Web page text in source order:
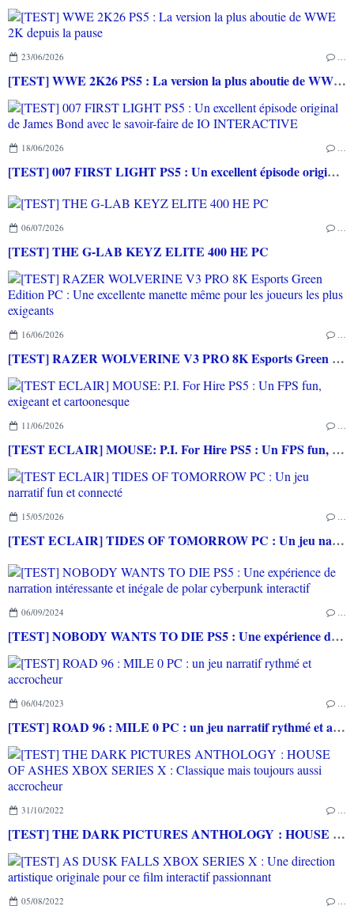
23/06/2026 …
[TEST] WWE 2K26 PS5 : La version la plus aboutie de WWE 2K depuis la pause
18/06/2026 …
[TEST] 007 FIRST LIGHT PS5 : Un excellent épisode original de James Bond avec le savoir-faire de IO INTERACTIVE
06/07/2026 …
[TEST] THE G-LAB KEYZ ELITE 400 HE PC
16/06/2026 …
[TEST] RAZER WOLVERINE V3 PRO 8K Esports Green Edition PC : Une excellente manette même pour les joueurs les plus exigeants
11/06/2026 …
[TEST ECLAIR] MOUSE: P.I. For Hire PS5 : Un FPS fun, exigeant et cartoonesque
15/05/2026 …
[TEST ECLAIR] TIDES OF TOMORROW PC : Un jeu narratif fun et connecté
06/09/2024 …
[TEST] NOBODY WANTS TO DIE PS5 : Une expérience de narration intéressante et inégale de polar cyberpunk interactif
06/04/2023 …
[TEST] ROAD 96 : MILE 0 PC : un jeu narratif rythmé et accrocheur
31/10/2022 …
[TEST] THE DARK PICTURES ANTHOLOGY : HOUSE OF ASHES XBOX SERIES X : Classique mais toujours aussi accrocheur
05/08/2022 …